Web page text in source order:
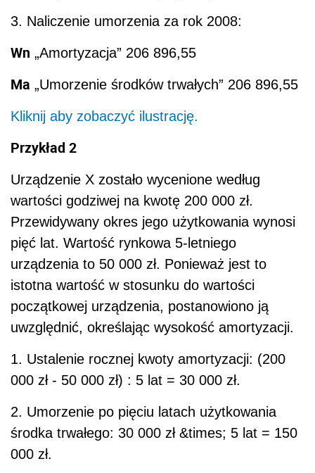
3. Naliczenie umorzenia za rok 2008:
Wn „Amortyzacja” 206 896,55
Ma „Umorzenie środków trwałych” 206 896,55
Kliknij aby zobaczyć ilustrację.
Przykład 2
Urządzenie X zostało wycenione według
wartości godziwej na kwotę 200 000 zł.
Przewidywany okres jego użytkowania wynosi
pięć lat. Wartość rynkowa 5-letniego
urządzenia to 50 000 zł. Ponieważ jest to
istotna wartość w stosunku do wartości
początkowej urządzenia, postanowiono ją
uwzględnić, określając wysokość amortyzacji.
1. Ustalenie rocznej kwoty amortyzacji: (200
000 zł - 50 000 zł) : 5 lat = 30 000 zł.
2. Umorzenie po pięciu latach użytkowania
środka trwałego: 30 000 zł &times; 5 lat = 150
000 zł.